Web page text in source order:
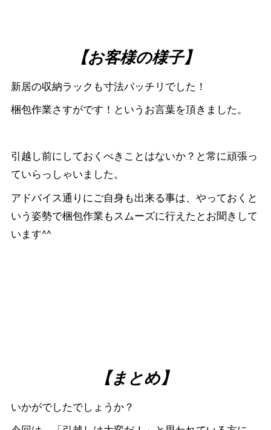
【お客様の様子】
新居の収納ラックも寸法バッチリでした！
梱包作業さすがです！というお言葉を頂きました。
引越し前にしておくべきことはないか？と常に頑張っ
ていらっしゃいました。
アドバイス通りにご自身も出来る事は、やっておくと
いう姿勢で梱包作業もスムーズに行えたとお聞きして
います^^
【まとめ】
いかがでしたでしょうか？